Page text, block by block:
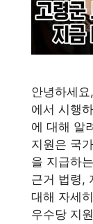
안녕하세
에서 시행
에 대해 알
지원은 국
을 지급하
근거 법령,
대해 자세
우수당 지